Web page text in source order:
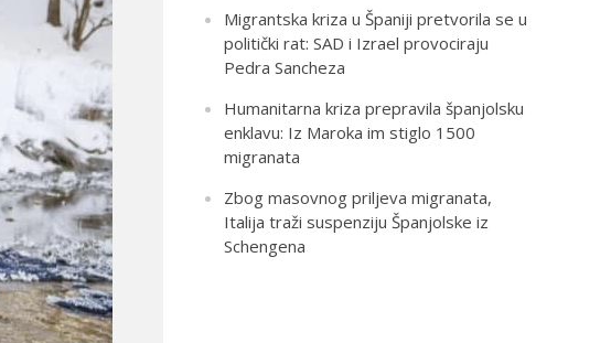
Migrantska kriza u Španiji pretvorila se u
politički rat: SAD i Izrael provociraju
Pedra Sancheza
Humanitarna kriza prepravila španjolsku
enklavu: Iz Maroka im stiglo 1500
migranata
Zbog masovnog priljeva migranata,
Italija traži suspenziju Španjolske iz
Schengena